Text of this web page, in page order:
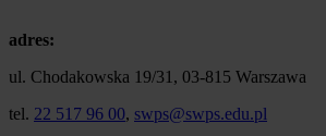
adres:
ul. Chodakowska 19/31, 03-815 Warszawa
tel. 22 517 96 00, swps@swps.edu.pl